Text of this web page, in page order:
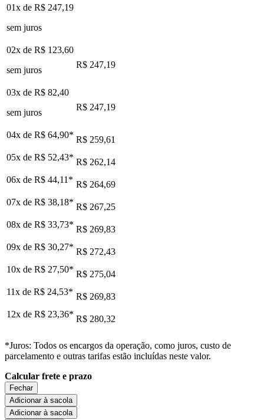
01x de R$ 247,19
sem juros
02x de R$ 123,60
sem juros
R$ 247,19
03x de R$ 82,40
sem juros
R$ 247,19
04x de R$ 64,90* R$ 259,61
05x de R$ 52,43* R$ 262,14
06x de R$ 44,11 * R$ 264,69
07x de R$ 38,18* R$ 267,25
08x de R$ 33,73* R$ 269,83
09x de R$ 30,27* R$ 272,43
10x de R$ 27,50* R$ 275,04
11x de R$ 24,53* R$ 269,83
12x de R$ 23,36* R$ 280,32
*Juros: Todos os encargos da operação, como juros, custo de
parcelamento e outras tarifas estão incluídas neste valor.
Calcular frete e prazo
Fechar
Adicionar à sacola
Adicionar à sacola